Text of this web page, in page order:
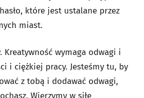
które jest ustalane przez
miast.
Kreatywność wymaga odwagi i
i ciężkiej pracy. Jesteśmy tu, by
z tobą i dodawać odwagi,